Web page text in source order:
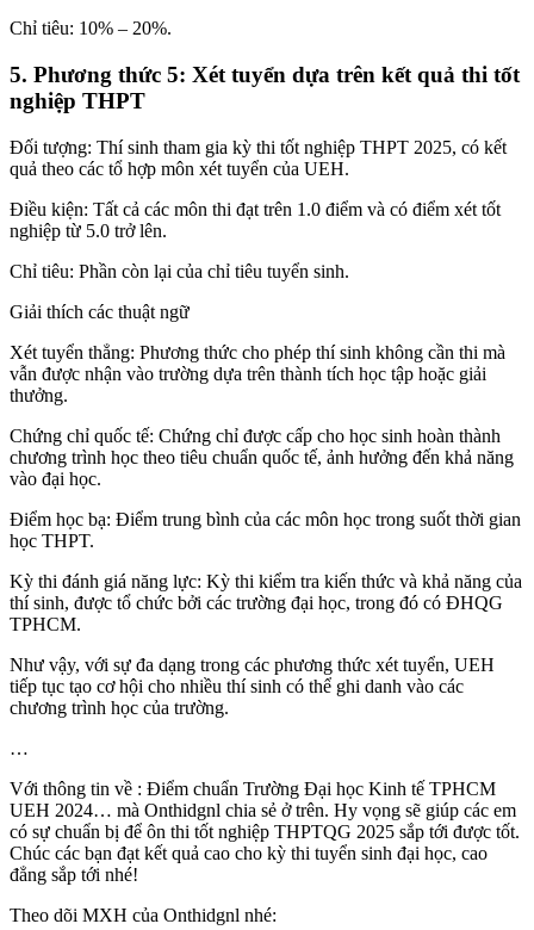
Chỉ tiêu: 10% – 20%.
5. Phương thức 5: Xét tuyển dựa trên kết quả thi tốt
nghiệp THPT
Đối tượng: Thí sinh tham gia kỳ thi tốt nghiệp THPT 2025, có kết
quả theo các tổ hợp môn xét tuyển của UEH.
Điều kiện: Tất cả các môn thi đạt trên 1.0 điểm và có điểm xét tốt
nghiệp từ 5.0 trở lên.
Chỉ tiêu: Phần còn lại của chỉ tiêu tuyển sinh.
Giải thích các thuật ngữ
Xét tuyển thẳng: Phương thức cho phép thí sinh không cần thi mà
vẫn được nhận vào trường dựa trên thành tích học tập hoặc giải
thưởng.
Chứng chỉ quốc tế: Chứng chỉ được cấp cho học sinh hoàn thành
chương trình học theo tiêu chuẩn quốc tế, ảnh hưởng đến khả năng
vào đại học.
Điểm học bạ: Điểm trung bình của các môn học trong suốt thời gian
học THPT.
Kỳ thi đánh giá năng lực: Kỳ thi kiểm tra kiến thức và khả năng của
thí sinh, được tổ chức bởi các trường đại học, trong đó có ĐHQG
TPHCM.
Như vậy, với sự đa dạng trong các phương thức xét tuyển, UEH
tiếp tục tạo cơ hội cho nhiều thí sinh có thể ghi danh vào các
chương trình học của trường.
…
Với thông tin về : Điểm chuẩn Trường Đại học Kinh tế TPHCM
UEH 2024… mà Onthidgnl chia sẻ ở trên. Hy vọng sẽ giúp các em
có sự chuẩn bị để ôn thi tốt nghiệp THPTQG 2025 sắp tới được tốt.
Chúc các bạn đạt kết quả cao cho kỳ thi tuyển sinh đại học, cao
đẳng sắp tới nhé!
Theo dõi MXH của Onthidgnl nhé: